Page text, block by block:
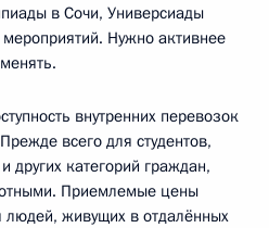
в Сочи, Универсиады
Нужно активнее
внутренних перевозок
всего для студентов,
других категорий граждан,
Приемлемые цены
людей, живущих в отдалённых